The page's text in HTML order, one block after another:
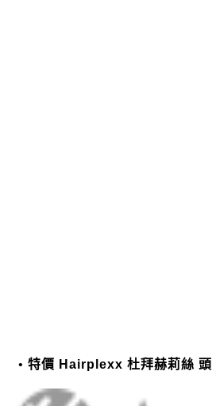
特價 Hairplexx 杜拜赫莉絲 頭